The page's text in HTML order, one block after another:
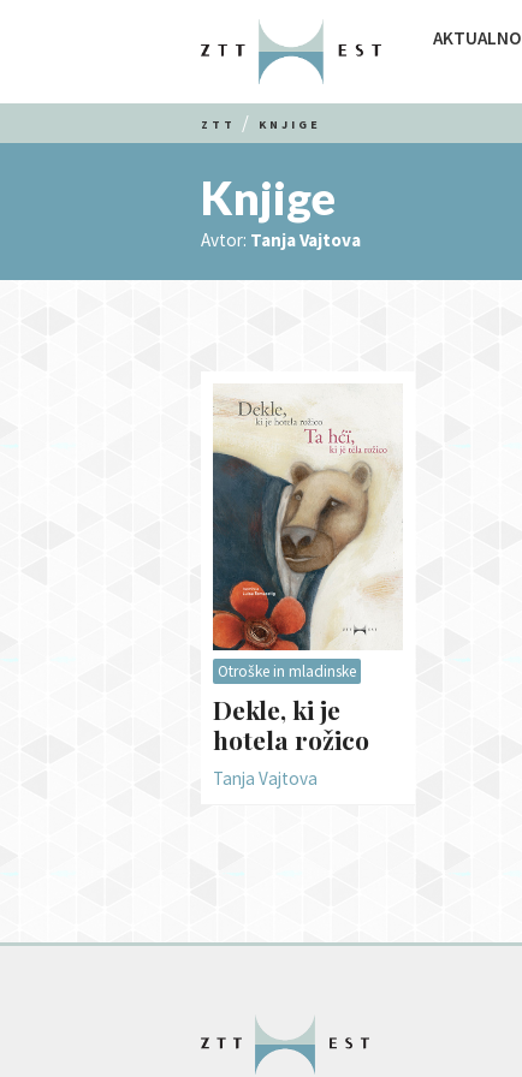
AKTUALNO
ZTT KNJIGE
Knjige
Avtor: Tanja Vajtova
Otroške in mladinske
Dekle, ki je
hotela rožico
Tanja Vajtova